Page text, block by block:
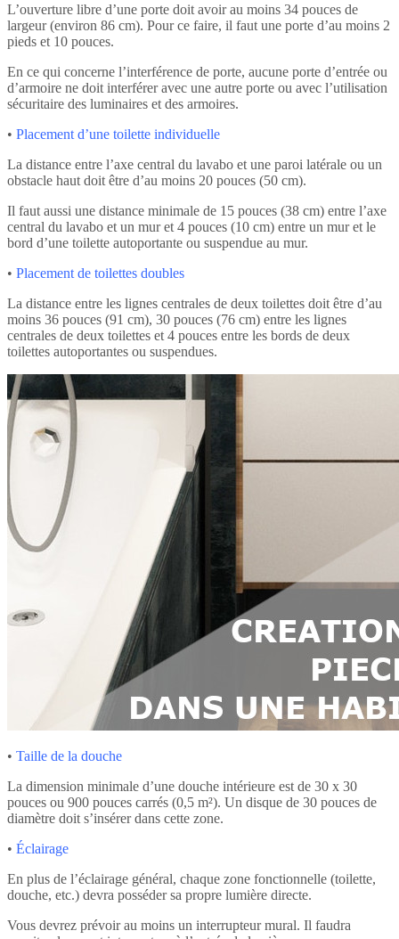
L’ouverture libre d’une porte doit avoir au moins 34 pouces de
largeur (environ 86 cm). Pour ce faire, il faut une porte d’au moins 2
pieds et 10 pouces.
En ce qui concerne l’interférence de porte, aucune porte d’entrée ou
d’armoire ne doit interférer avec une autre porte ou avec l’utilisation
sécuritaire des luminaires et des armoires.
• Placement d’une toilette individuelle
La distance entre l’axe central du lavabo et une paroi latérale ou un
obstacle haut doit être d’au moins 20 pouces (50 cm).
Il faut aussi une distance minimale de 15 pouces (38 cm) entre l’axe
central du lavabo et un mur et 4 pouces (10 cm) entre un mur et le
bord d’une toilette autoportante ou suspendue au mur.
• Placement de toilettes doubles
La distance entre les lignes centrales de deux toilettes doit être d’au
moins 36 pouces (91 cm), 30 pouces (76 cm) entre les lignes
centrales de deux toilettes et 4 pouces entre les bords de deux
toilettes autoportantes ou suspendues.
• Taille de la douche
La dimension minimale d’une douche intérieure est de 30 x 30
pouces ou 900 pouces carrés (0,5 m²). Un disque de 30 pouces de
diamètre doit s’insérer dans cette zone.
• Éclairage
En plus de l’éclairage général, chaque zone fonctionnelle (toilette,
douche, etc.) devra posséder sa propre lumière directe.
Vous devrez prévoir au moins un interrupteur mural. Il faudra